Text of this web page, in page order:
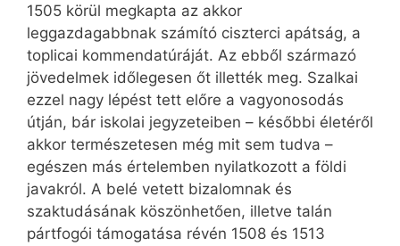
1505 körül megkapta az akkor
leggazdagabbnak számító ciszterci apátság, a
toplicai kommen­da­túráját. Az ebből származó
jövedelmek időlegesen őt illették meg. Szalkai
ezzel nagy lépést tett előre a vagyonosodás
útján, bár iskolai jegyzeteiben – későbbi életéről
akkor természetesen még mit sem tudva –
egészen más értelemben nyilatkozott a földi
javakról. A belé vetett bizalomnak és
szaktudásának köszönhetően, illetve talán
pártfogói támogatása révén 1508 és 1513